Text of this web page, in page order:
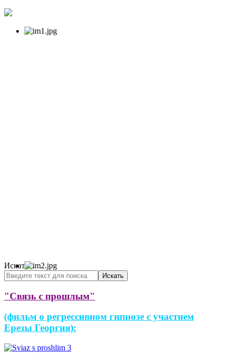
Искать...
Искать
"Связь с прошлым"
(фильм о регрессивном гипнозе с участием
Ерезы Георгия):